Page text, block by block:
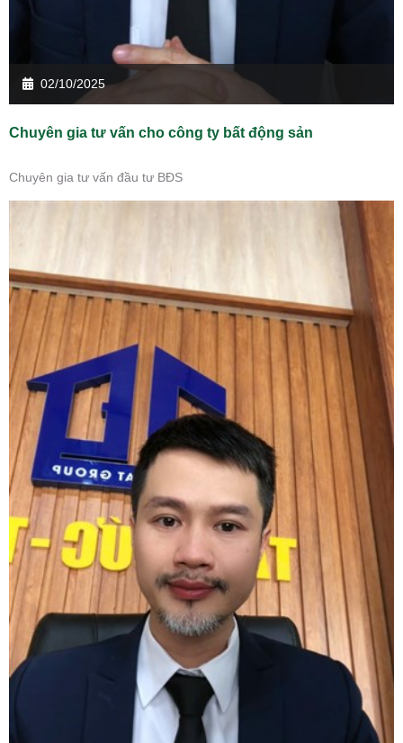
02/10/2025
Chuyên gia tư vấn cho công ty bất động sản
Chuyên gia tư vấn đầu tư BĐS